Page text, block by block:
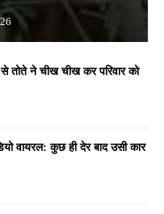
से तोते ने चीख चीख कर परिवार को
वायरल: कुछ ही देर बाद उसी कार